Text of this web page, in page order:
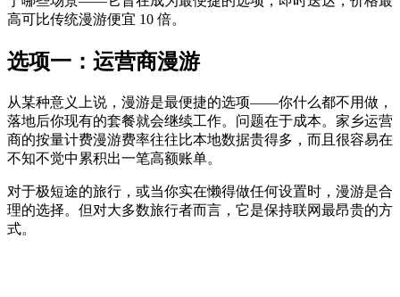
高可比传统漫游便宜 10 倍。
选项一：运营商漫游
从某种意义上说，漫游是最便捷的选项——你什么都不用做，
落地后你现有的套餐就会继续工作。问题在于成本。家乡运营
商的按量计费漫游费率往往比本地数据贵得多，而且很容易在
不知不觉中累积出一笔高额账单。
对于极短途的旅行，或当你实在懒得做任何设置时，漫游是合
理的选择。但对大多数旅行者而言，它是保持联网最昂贵的方
式。